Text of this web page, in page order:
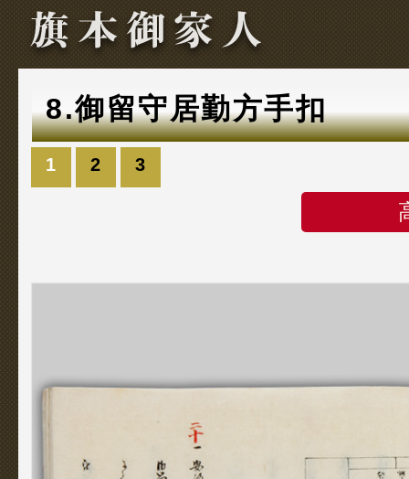
8.御留守居勤方手扣
1 2 3